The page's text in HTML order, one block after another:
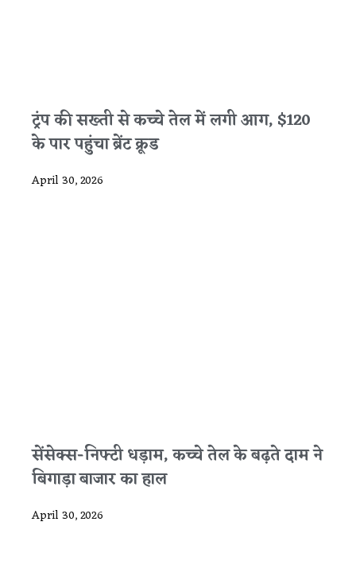
ट्रंप की सख्ती से कच्चे तेल में लगी आग, $120
के पार पहुंचा ब्रेंट क्रूड
April 30, 2026
सेंसेक्स-निफ्टी धड़ाम, कच्चे तेल के बढ़ते दाम ने
बिगाड़ा बाजार का हाल
April 30, 2026